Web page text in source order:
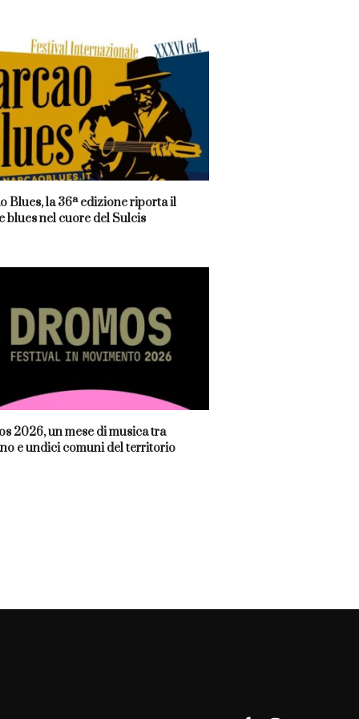
Blues, la 36ª edizione riporta il
blues nel cuore del Sulcis
2026, un mese di musica tra
e undici comuni del territorio